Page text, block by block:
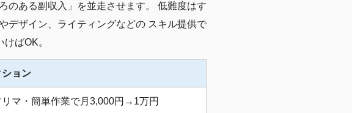
のある副収入」を並走させます。 低難度はす
デザイン、ライティングなどの スキル提供で
ばOK。
ョン
マ・簡単作業で月3,000円→1万円